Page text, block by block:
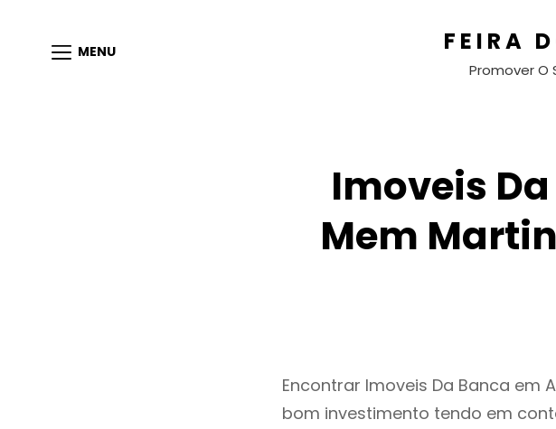
MENU FEIRA
Promover O
Imoveis
Mem
Encontrar Imoveis Da Banca em
bom investimento tendo em